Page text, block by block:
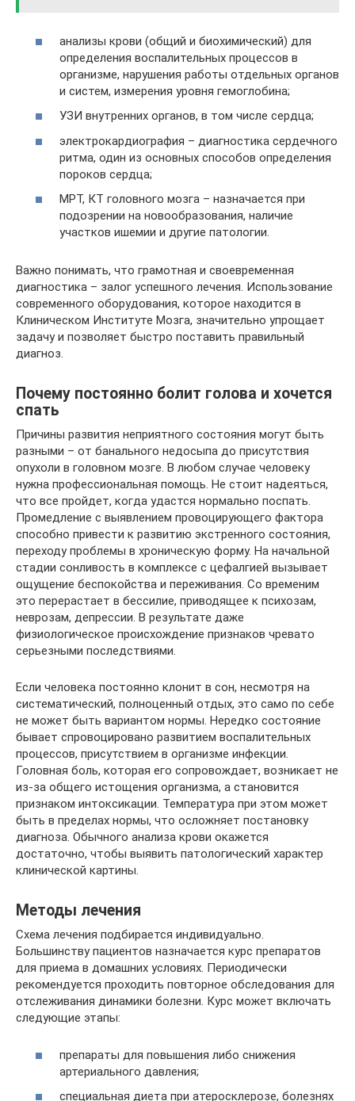
анализы крови (общий и биохимический) для
определения воспалительных процессов в
организме, нарушения работы отдельных органов
и систем, измерения уровня гемоглобина;
УЗИ внутренних органов, в том числе сердца;
электрокардиография – диагностика сердечного
ритма, один из основных способов определения
пороков сердца;
МРТ, КТ головного мозга – назначается при
подозрении на новообразования, наличие
участков ишемии и другие патологии.
Важно понимать, что грамотная и своевременная
диагностика – залог успешного лечения. Использование
современного оборудования, которое находится в
Клиническом Институте Мозга, значительно упрощает
задачу и позволяет быстро поставить правильный
диагноз.
Почему постоянно болит голова и хочется
спать
Причины развития неприятного состояния могут быть
разными – от банального недосыпа до присутствия
опухоли в головном мозге. В любом случае человеку
нужна профессиональная помощь. Не стоит надеяться,
что все пройдет, когда удастся нормально поспать.
Промедление с выявлением провоцирующего фактора
способно привести к развитию экстренного состояния,
переходу проблемы в хроническую форму. На начальной
стадии сонливость в комплексе с цефалгией вызывает
ощущение беспокойства и переживания. Со временим
это перерастает в бессилие, приводящее к психозам,
неврозам, депрессии. В результате даже
физиологическое происхождение признаков чревато
серьезными последствиями.
Если человека постоянно клонит в сон, несмотря на
систематический, полноценный отдых, это само по себе
не может быть вариантом нормы. Нередко состояние
бывает спровоцировано развитием воспалительных
процессов, присутствием в организме инфекции.
Головная боль, которая его сопровождает, возникает не
из-за общего истощения организма, а становится
признаком интоксикации. Температура при этом может
быть в пределах нормы, что осложняет постановку
диагноза. Обычного анализа крови окажется
достаточно, чтобы выявить патологический характер
клинической картины.
Методы лечения
Схема лечения подбирается индивидуально.
Большинству пациентов назначается курс препаратов
для приема в домашних условиях. Периодически
рекомендуется проходить повторное обследования для
отслеживания динамики болезни. Курс может включать
следующие этапы:
препараты для повышения либо снижения
артериального давления;
специальная диета при атеросклерозе, болезнях